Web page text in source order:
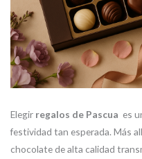
Elegir regalos de Pascua es
festividad tan esperada. Más
chocolate de alta calidad